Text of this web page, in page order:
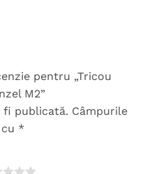
pentru „Tricou
M2”
fi publicată. Câmpurile
*